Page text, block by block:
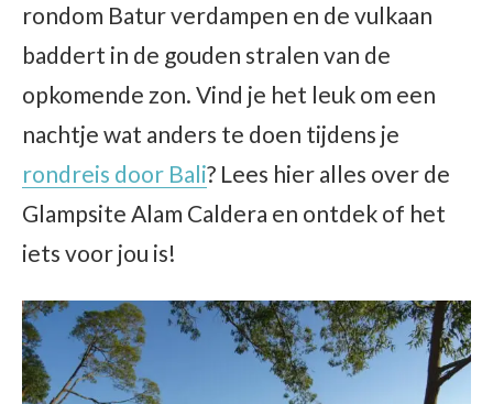
rondom Batur verdampen en de vulkaan
baddert in de gouden stralen van de
opkomende zon. Vind je het leuk om een
nachtje wat anders te doen tijdens je
rondreis door Bali? Lees hier alles over de
Glampsite Alam Caldera en ontdek of het
iets voor jou is!